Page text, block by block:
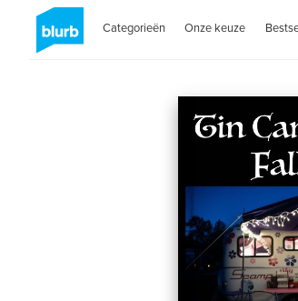
Categorieën Onze keuze